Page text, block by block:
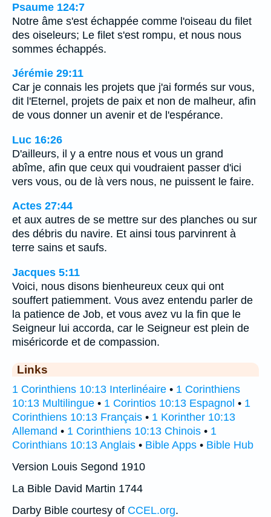
Psaume 124:7
Notre âme s'est échappée comme l'oiseau du filet
des oiseleurs; Le filet s'est rompu, et nous nous
sommes échappés.
Jérémie 29:11
Car je connais les projets que j'ai formés sur vous,
dit l'Eternel, projets de paix et non de malheur, afin
de vous donner un avenir et de l'espérance.
Luc 16:26
D'ailleurs, il y a entre nous et vous un grand
abîme, afin que ceux qui voudraient passer d'ici
vers vous, ou de là vers nous, ne puissent le faire.
Actes 27:44
et aux autres de se mettre sur des planches ou sur
des débris du navire. Et ainsi tous parvinrent à
terre sains et saufs.
Jacques 5:11
Voici, nous disons bienheureux ceux qui ont
souffert patiemment. Vous avez entendu parler de
la patience de Job, et vous avez vu la fin que le
Seigneur lui accorda, car le Seigneur est plein de
miséricorde et de compassion.
Links
1 Corinthiens 10:13 Interlinéaire • 1 Corinthiens
10:13 Multilingue • 1 Corintios 10:13 Espagnol • 1
Corinthiens 10:13 Français • 1 Korinther 10:13
Allemand • 1 Corinthiens 10:13 Chinois • 1
Corinthians 10:13 Anglais • Bible Apps • Bible Hub
Version Louis Segond 1910
La Bible David Martin 1744
Darby Bible courtesy of CCEL.org.